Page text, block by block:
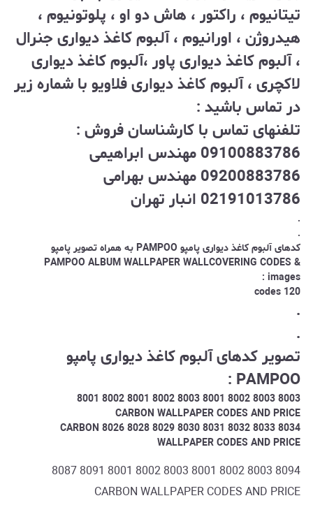
تیتانیوم ، راکتور ، هاش دو او ، پلوتونیوم ،
هیدروژن ، اورانیوم ، آلبوم کاغذ دیواری جنرال
، آلبوم کاغذ دیواری پاور ،آلبوم کاغذ دیواری
لاکچری ، آلبوم کاغذ دیواری فلاویو با شماره زیر
در تماس باشید :
تلفنهای تماس با کارشناسان فروش :
09100883786 مهندس ابراهیمی
09200883786 مهندس بهرامی
02191013786 انبار تهران
.
.
کدهای آلبوم کاغذ دیواری پامپو PAMPOO به همراه تصویر پامپو
PAMPOO ALBUM WALLPAPER WALLCOVERING CODES &
images :
120 codes
.
.
تصویر کدهای آلبوم کاغذ دیواری پامپو
PAMPOO :
8003 8003 8002 8001 8003 8002 8001 8002 8001
CARBON WALLPAPER CODES AND PRICE
8034 8033 8032 8031 8030 8029 8028 8026 CARBON
WALLPAPER CODES AND PRICE
8094 8003 8002 8001 8003 8002 8001 8091 8087
CARBON WALLPAPER CODES AND PRICE